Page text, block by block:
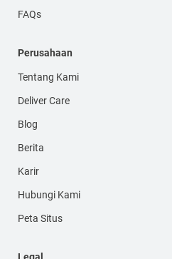
FAQs
Perusahaan
Tentang Kami
Deliver Care
Blog
Berita
Karir
Hubungi Kami
Peta Situs